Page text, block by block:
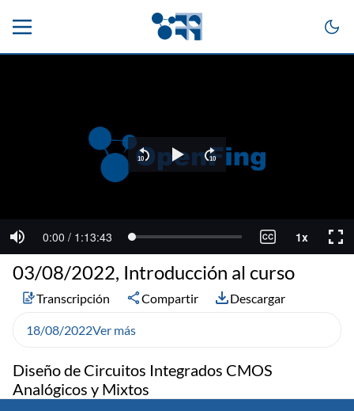
Diseño de Circuitos Integrados CMOS
Analógicos y Mixtos
03/08/2022, Introducción al curso
Transcripción Compartir Descargar
18/08/2022Ver más